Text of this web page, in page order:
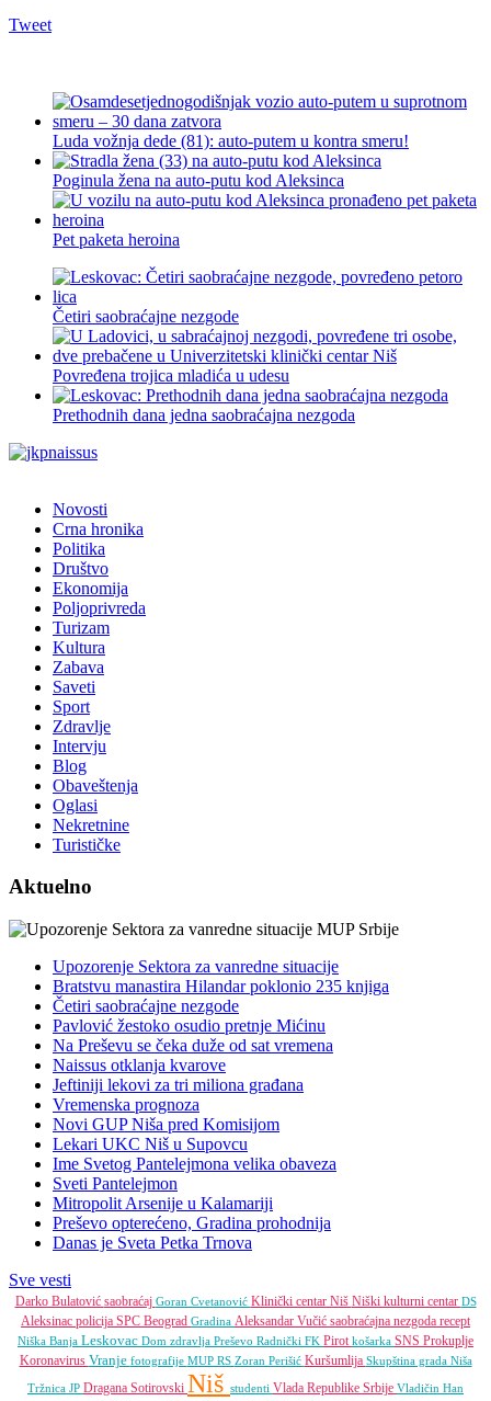
Tweet
Luda vožnja dede (81): auto-putem u kontra smeru!
Poginula žena na auto-putu kod Aleksinca
Pet paketa heroina
Četiri saobraćajne nezgode
Povređena trojica mladića u udesu
Prethodnih dana jedna saobraćajna nezgoda
Novosti
Crna hronika
Politika
Društvo
Ekonomija
Poljoprivreda
Turizam
Kultura
Zabava
Saveti
Sport
Zdravlje
Intervju
Blog
Obaveštenja
Oglasi
Nekretnine
Turističke
Aktuelno
Upozorenje Sektora za vanredne situacije
Bratstvu manastira Hilandar poklonio 235 knjiga
Četiri saobraćajne nezgode
Pavlović žestoko osudio pretnje Mićinu
Na Preševu se čeka duže od sat vremena
Naissus otklanja kvarove
Jeftiniji lekovi za tri miliona građana
Vremenska prognoza
Novi GUP Niša pred Komisijom
Lekari UKC Niš u Supovcu
Ime Svetog Pantelejmona velika obaveza
Sveti Pantelejmon
Mitropolit Arsenije u Kalamariji
Preševo opterećeno, Gradina prohodnija
Danas je Sveta Petka Trnova
Sve vesti
Darko Bulatović saobraćaj Goran Cvetanović Klinički centar Niš Niški kulturni centar DS
Aleksinac policija SPC Beograd Gradina Aleksandar Vučić saobraćajna nezgoda recept
Niška Banja Leskovac Dom zdravlja Preševo Radnički FK Pirotkošarka SNS Prokuplje
Koronavirus Vranje fotografije MUP RS Zoran Perišić Kuršumlija Skupština grada Niša
Tržnica JP Dragana Sotirovski Niš studenti Vlada Republike Srbije Vladičin Han